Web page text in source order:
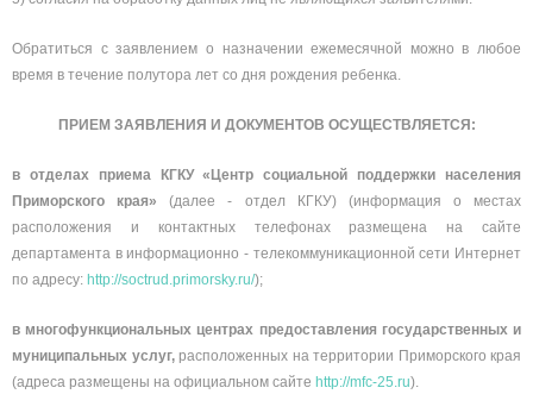
Обратиться с заявлением о назначении ежемесячной можно в любое
время в течение полутора лет со дня рождения ребенка.
ПРИЕМ ЗАЯВЛЕНИЯ И ДОКУМЕНТОВ ОСУЩЕСТВЛЯЕТСЯ:
в отделах приема КГКУ «Центр социальной поддержки населения
Приморского края» (далее - отдел КГКУ) (информация о местах
расположения и контактных телефонах размещена на сайте
департамента в информационно - телекоммуникационной сети Интернет
по адресу: http://soctrud.primorsky.ru/);
в многофункциональных центрах предоставления государственных и
муниципальных услуг,расположенных на территории Приморского края
(адреса размещены на официальном сайте http://mfc-25.ru).